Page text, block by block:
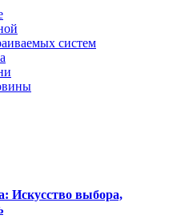
систем
Искусство выбора,